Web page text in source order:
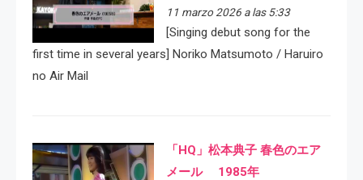
11 marzo 2026 a las 5:33
[Singing debut song for the
first time in several years] Noriko Matsumoto / Haruiro
no Air Mail
「HQ」松本典子 春色のエア
メール 1985年